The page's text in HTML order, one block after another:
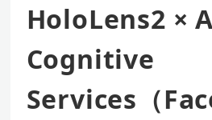
HoloLens2 ×
Cognitive
Services（